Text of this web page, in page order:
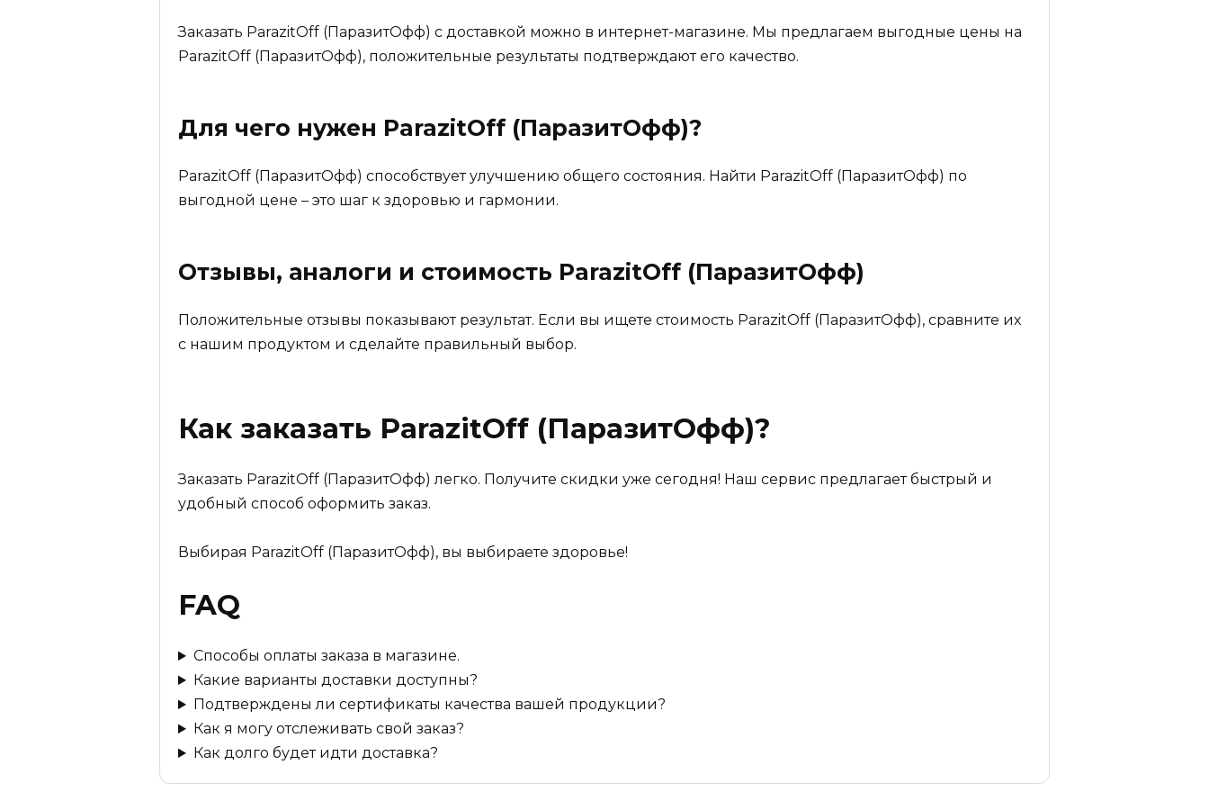
Заказать ParazitOff (ПаразитОфф) с доставкой можно в интернет-магазине. Мы предлагаем выгодные цены на
ParazitOff (ПаразитОфф), положительные результаты подтверждают его качество.
Для чего нужен ParazitOff (ПаразитОфф)?
ParazitOff (ПаразитОфф) способствует улучшению общего состояния. Найти ParazitOff (ПаразитОфф) по
выгодной цене – это шаг к здоровью и гармонии.
Отзывы, аналоги и стоимость ParazitOff (ПаразитОфф)
Положительные отзывы показывают результат. Если вы ищете стоимость ParazitOff (ПаразитОфф), сравните их
с нашим продуктом и сделайте правильный выбор.
Как заказать ParazitOff (ПаразитОфф)?
Заказать ParazitOff (ПаразитОфф) легко. Получите скидки уже сегодня! Наш сервис предлагает быстрый и
удобный способ оформить заказ.
Выбирая ParazitOff (ПаразитОфф), вы выбираете здоровье!
FAQ
Способы оплаты заказа в магазине.
Какие варианты доставки доступны?
Подтверждены ли сертификаты качества вашей продукции?
Как я могу отслеживать свой заказ?
Как долго будет идти доставка?